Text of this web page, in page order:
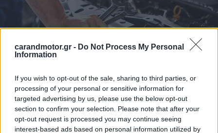
carandmotor.gr - Do Not Process My Personal
Information
If you wish to opt-out of the sale, sharing to third parties, or
processing of your personal or sensitive information for
targeted advertising by us, please use the below opt-out
section to confirm your selection. Please note that after your
opt-out request is processed you may continue seeing
interest-based ads based on personal information utilized by
ΣΥΜΒΟΥΛΕΣ
Έτσι σε κλέβουν όταν πας για service το
αυτοκίνητο -Τι να προσέξεις